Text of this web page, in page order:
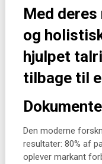
Med
og
hjulpet
tilbage til
Den moderne
resultater: 80% af
oplever markant